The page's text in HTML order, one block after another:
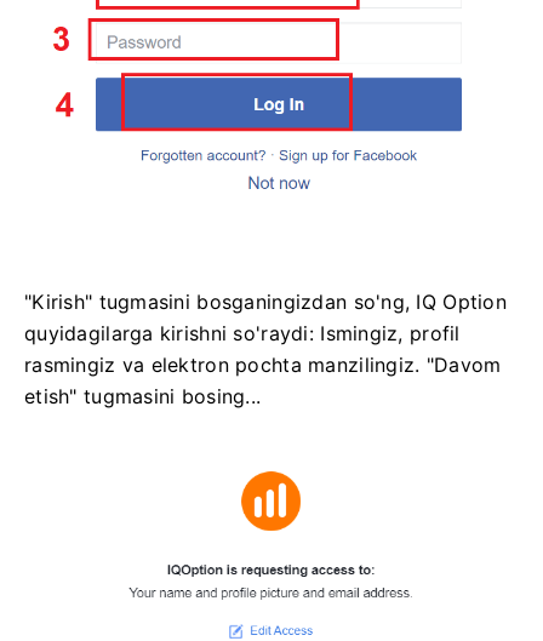
"Kirish" tugmasini bosganingizdan so'ng, IQ Option
quyidagilarga kirishni so'raydi: Ismingiz, profil
rasmingiz va elektron pochta manzilingiz. "Davom
etish" tugmasini bosing...